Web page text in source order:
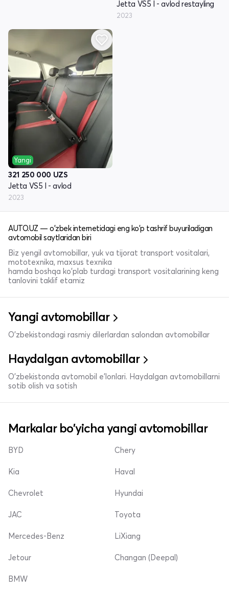
Jetta VS5 I - avlod restayling
2023
Yangi
321 250 000 UZS
Jetta VS5 I - avlod
2023
AUTO.UZ — o'zbek internetidagi eng ko'p tashrif buyuriladigan
avtomobil saytlaridan biri
Biz yengil avtomobillar, yuk va tijorat transport vositalari,
mototexnika, maxsus texnika
hamda boshqa ko'plab turdagi transport vositalarining keng
tanlovini taklif etamiz
Yangi avtomobillar
O'zbekistondagi rasmiy dilerlardan salondan avtomobillar
Haydalgan avtomobillar
O'zbekistonda avtomobil e’lonlari. Haydalgan avtomobillarni
sotib olish va sotish
Markalar bo'yicha yangi avtomobillar
BYD
Kia
Chevrolet
Chery
Haval
Hyundai
JAC
Mercedes-Benz
Jetour
Toyota
LiXiang
Changan (Deepal)
BMW